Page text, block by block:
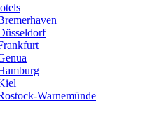
Warnemünde